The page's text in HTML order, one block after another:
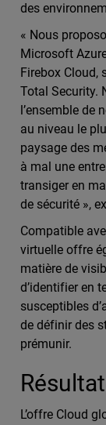
des
« Nous
Microsoft
Firebox Cloud,
Total Security.
l’ensemble de
au niveau le
paysage des
à mal une
transiger en
de sécurité »,
Compatible
virtuelle offre
matière de
d’identifier en
susceptibles
de définir des
prémunir.
L’offre Cloud